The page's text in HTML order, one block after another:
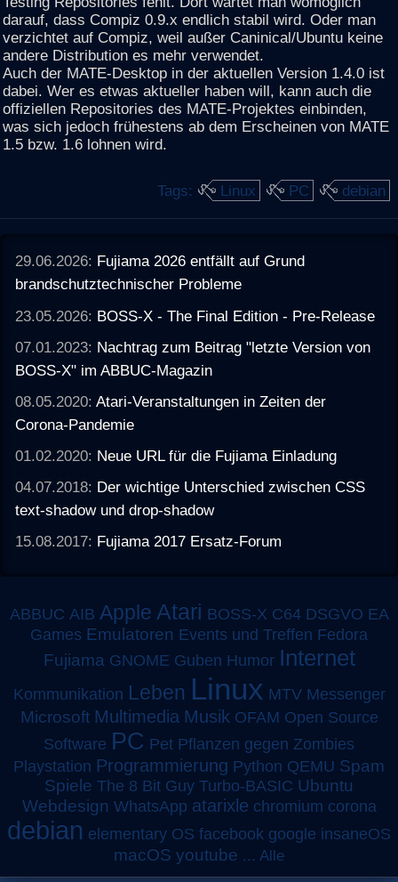
darauf, dass Compiz 0.9.x endlich stabil wird. Oder man
verzichtet auf Compiz, weil außer Caninical/Ubuntu keine
andere Distribution es mehr verwendet.
Auch der MATE-Desktop in der aktuellen Version 1.4.0 ist
dabei. Wer es etwas aktueller haben will, kann auch die
offiziellen Repositories des MATE-Projektes einbinden,
was sich jedoch frühestens ab dem Erscheinen von MATE
1.5 bzw. 1.6 lohnen wird.
Tags: Linux PC debian
29.06.2026: Fujiama 2026 entfällt auf Grund
brandschutztechnischer Probleme
23.05.2026: BOSS-X - The Final Edition - Pre-Release
07.01.2023: Nachtrag zum Beitrag "letzte Version von
BOSS-X" im ABBUC-Magazin
08.05.2020:Atari-Veranstaltungen in Zeiten der
Corona-Pandemie
01.02.2020: Neue URL für die Fujiama Einladung
04.07.2018: Der wichtige Unterschied zwischen CSS
text-shadow und drop-shadow
15.08.2017: Fujiama 2017 Ersatz-Forum
ABBUC AIB Apple Atari BOSS-X C64 DSGVO EA
Games Emulatoren Events und Treffen Fedora
Fujiama GNOME Guben Humor Internet
Kommunikation Leben Linux MTV Messenger
Microsoft Multimedia Musik OFAM Open Source
Software PC Pet Pflanzen gegen Zombies
Playstation Programmierung Python QEMU Spam
Spiele The 8 Bit Guy Turbo-BASIC Ubuntu
Webdesign WhatsApp atarixle chromium corona
debian elementary OS facebook google insaneOS
macOS youtube ... Alle